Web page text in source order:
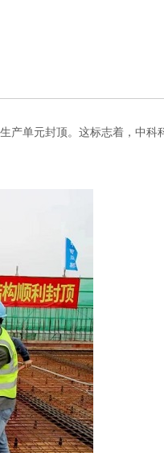
产单元封顶。这标志着，中科